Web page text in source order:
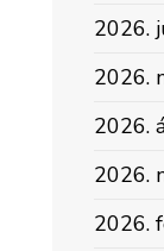
2026.
2026.
2026.
2026.
2026.